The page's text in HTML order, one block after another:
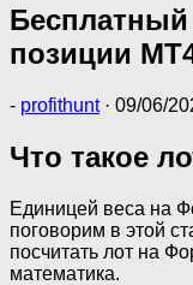
Бесплатный
позиции
- profithunt · 09/06/
Что такое
Единицей веса на
поговорим в этой
посчитать лот на
математика.